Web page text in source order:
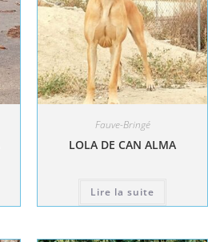
Fauve-Bringé
LOLA DE CAN ALMA
Lire la suite